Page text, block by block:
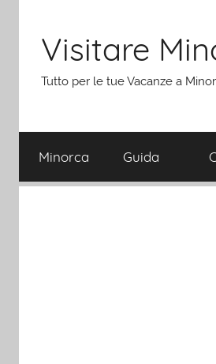
contenuto
Visitare
Tutto per le tue Vacanze a
Minorca Guida